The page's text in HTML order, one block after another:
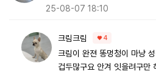
25-08-07 18:10
크림크림 4
크림이 완젼 똥멍청이 마냥
겁두많구요 안겨 잇을려구만